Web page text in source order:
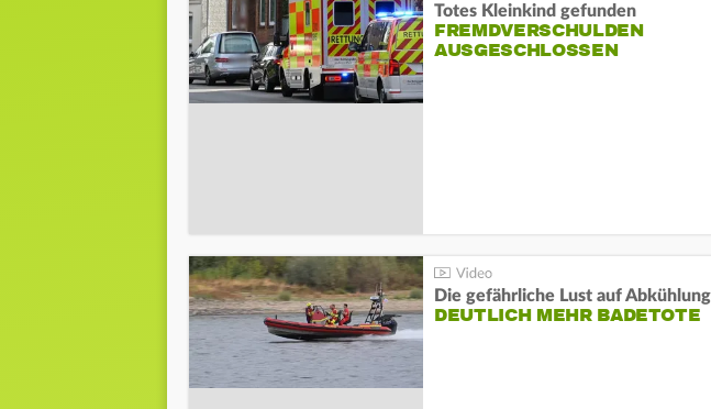
Totes Kleinkind gefunden
FREMDVERSCHULDEN
AUSGESCHLOSSEN
Die gefährliche Lust auf Abkühlung
DEUTLICH MEHR BADETOTE